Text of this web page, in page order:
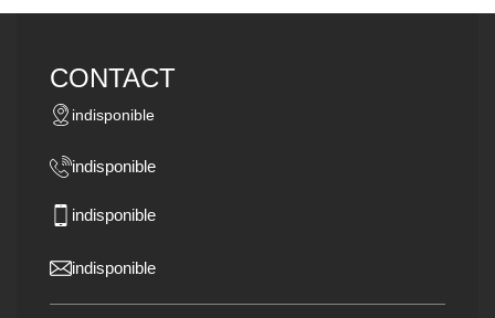
CONTACT
indisponible
indisponible
indisponible
indisponible